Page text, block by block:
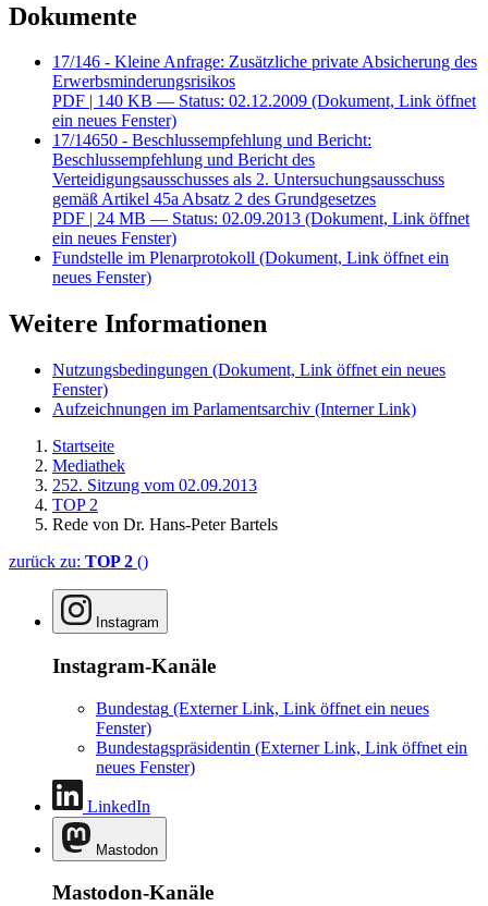
Dokumente
17/146 - Kleine Anfrage: Zusätzliche private Absicherung des
Erwerbsminderungsrisikos
PDF | 140 KB — Status: 02.12.2009 (Dokument, Link öffnet
ein neues Fenster)
17/14650 - Beschlussempfehlung und Bericht:
Beschlussempfehlung und Bericht des
Verteidigungsausschusses als 2. Untersuchungsausschuss
gemäß Artikel 45a Absatz 2 des Grundgesetzes
PDF | 24 MB — Status: 02.09.2013 (Dokument, Link öffnet
ein neues Fenster)
Fundstelle im Plenarprotokoll (Dokument, Link öffnet ein
neues Fenster)
Weitere Informationen
Nutzungsbedingungen (Dokument, Link öffnet ein neues
Fenster)
Aufzeichnungen im Parlamentsarchiv (Interner Link)
Startseite
Mediathek
252. Sitzung vom 02.09.2013
TOP 2
Rede von Dr. Hans-Peter Bartels
zurück zu: TOP 2 ()
Instagram
Instagram-Kanäle
Bundestag (Externer Link, Link öffnet ein neues
Fenster)
Bundestagspräsidentin (Externer Link, Link öffnet ein
neues Fenster)
LinkedIn
Mastodon
Mastodon-Kanäle